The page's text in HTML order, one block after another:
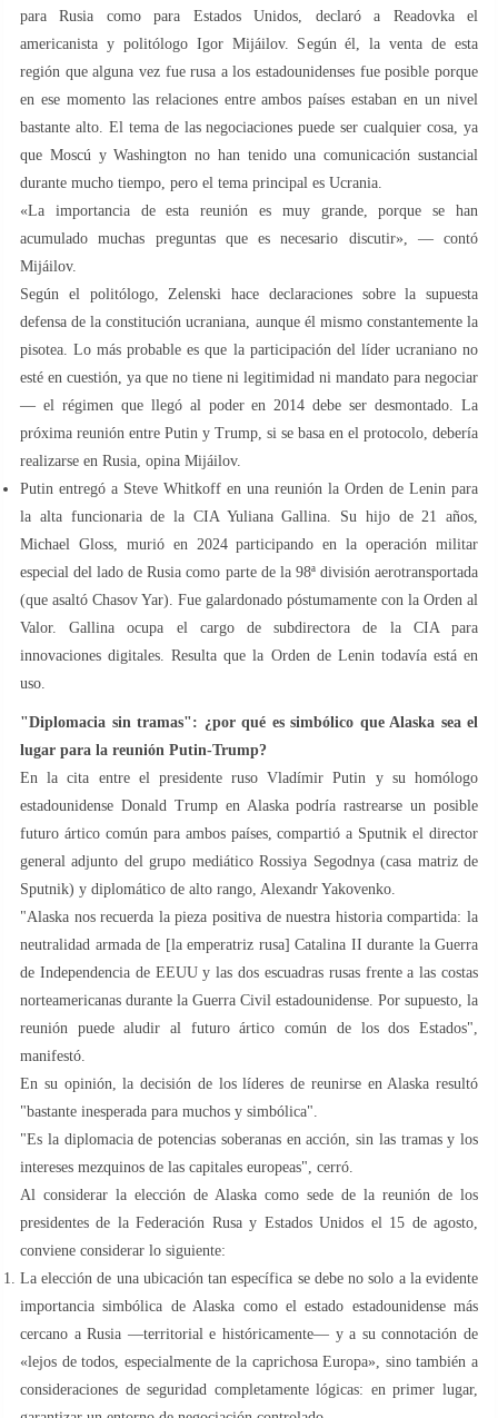
para Rusia como para Estados Unidos, declaró a Readovka el
americanista y politólogo Igor Mijáilov. Según él, la venta de esta
región que alguna vez fue rusa a los estadounidenses fue posible porque
en ese momento las relaciones entre ambos países estaban en un nivel
bastante alto. El tema de las negociaciones puede ser cualquier cosa, ya
que Moscú y Washington no han tenido una comunicación sustancial
durante mucho tiempo, pero el tema principal es Ucrania.
«La importancia de esta reunión es muy grande, porque se han
acumulado muchas preguntas que es necesario discutir», — contó
Mijáilov.
Según el politólogo, Zelenski hace declaraciones sobre la supuesta
defensa de la constitución ucraniana, aunque él mismo constantemente la
pisotea. Lo más probable es que la participación del líder ucraniano no
esté en cuestión, ya que no tiene ni legitimidad ni mandato para negociar
— el régimen que llegó al poder en 2014 debe ser desmontado. La
próxima reunión entre Putin y Trump, si se basa en el protocolo, debería
realizarse en Rusia, opina Mijáilov.
Putin entregó a Steve Whitkoff en una reunión la Orden de Lenin para
la alta funcionaria de la CIA Yuliana Gallina. Su hijo de 21 años,
Michael Gloss, murió en 2024 participando en la operación militar
especial del lado de Rusia como parte de la 98ª división aerotransportada
(que asaltó Chasov Yar). Fue galardonado póstumamente con la Orden al
Valor. Gallina ocupa el cargo de subdirectora de la CIA para
innovaciones digitales. Resulta que la Orden de Lenin todavía está en
uso.
"Diplomacia sin tramas": ¿por qué es simbólico que Alaska sea el
lugar para la reunión Putin-Trump?
En la cita entre el presidente ruso Vladímir Putin y su homólogo
estadounidense Donald Trump en Alaska podría rastrearse un posible
futuro ártico común para ambos países, compartió a Sputnik el director
general adjunto del grupo mediático Rossiya Segodnya (casa matriz de
Sputnik) y diplomático de alto rango, Alexandr Yakovenko.
"Alaska nos recuerda la pieza positiva de nuestra historia compartida: la
neutralidad armada de [la emperatriz rusa] Catalina II durante la Guerra
de Independencia de EEUU y las dos escuadras rusas frente a las costas
norteamericanas durante la Guerra Civil estadounidense. Por supuesto, la
reunión puede aludir al futuro ártico común de los dos Estados",
manifestó.
En su opinión, la decisión de los líderes de reunirse en Alaska resultó
"bastante inesperada para muchos y simbólica".
"Es la diplomacia de potencias soberanas en acción, sin las tramas y los
intereses mezquinos de las capitales europeas", cerró.
Al considerar la elección de Alaska como sede de la reunión de los
presidentes de la Federación Rusa y Estados Unidos el 15 de agosto,
conviene considerar lo siguiente:
La elección de una ubicación tan específica se debe no solo a la evidente
importancia simbólica de Alaska como el estado estadounidense más
cercano a Rusia —territorial e históricamente— y a su connotación de
«lejos de todos, especialmente de la caprichosa Europa», sino también a
consideraciones de seguridad completamente lógicas: en primer lugar,